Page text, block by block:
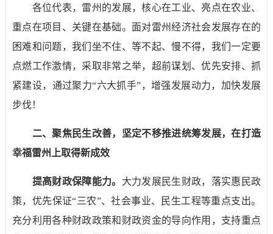
各位代表，雷州的发展，核心在工业、亮点在农业、
重点在项目、关键在基础。面对雷州经济社会发展存在的
困难和问题，我们坐不住、等不起、慢不得，我们一定要
点燃工作激情，采取非常之举，超前谋划、优先安排、抓
紧建设，通过聚力“六大抓手”，增强发展动力，加快发展
步伐！
二、聚焦民生改善，坚定不移推进统筹发展，在打造
幸福雷州上取得新成效
提高财政保障能力。 大力发展民生财政，落实惠民政
策，优先保证“三农”、社会事业、民生工程等重点支出。
充分利用各种财政政策和财政资金的导向作用，支持重点